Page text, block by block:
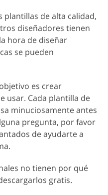
plantillas de alta calidad,
diseñadores tienen
hora de diseñar
se pueden
es crear
usar. Cada plantilla de
minuciosamente antes
pregunta, por favor
de ayudarte a
no tienen por qué
gratis.